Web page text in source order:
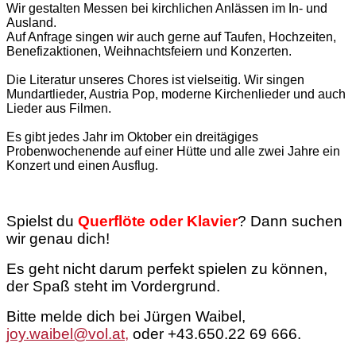
Wir gestalten Messen bei kirchlichen Anlässen im In- und
Ausland.
Auf Anfrage singen wir auch gerne auf Taufen, Hochzeiten,
Benefizaktionen, Weihnachtsfeiern und Konzerten.
Die Literatur unseres Chores ist vielseitig. Wir singen
Mundartlieder, Austria Pop, moderne Kirchenlieder und auch
Lieder aus Filmen.
Es gibt jedes Jahr im Oktober ein dreitägiges
Probenwochenende auf einer Hütte und alle zwei Jahre ein
Konzert und einen Ausflug.
Spielst du Querflöte oder Klavier? Dann suchen
wir genau dich!
Es geht nicht darum perfekt spielen zu können,
der Spaß steht im Vordergrund.
Bitte melde dich bei Jürgen Waibel,
joy.waibel@vol.at, oder +43.650.22 69 666.